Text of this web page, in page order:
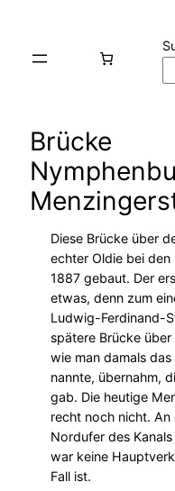
Brücke
Diese Brücke über
echter Oldie bei
1887 gebaut. Der
etwas, denn zum
Ludwig-Ferdinand-
spätere Brücke über
wie man damals
nannte, übernahm,
gab. Die heutige
recht noch nicht. An
Nordufer des
war keine
Fall ist.